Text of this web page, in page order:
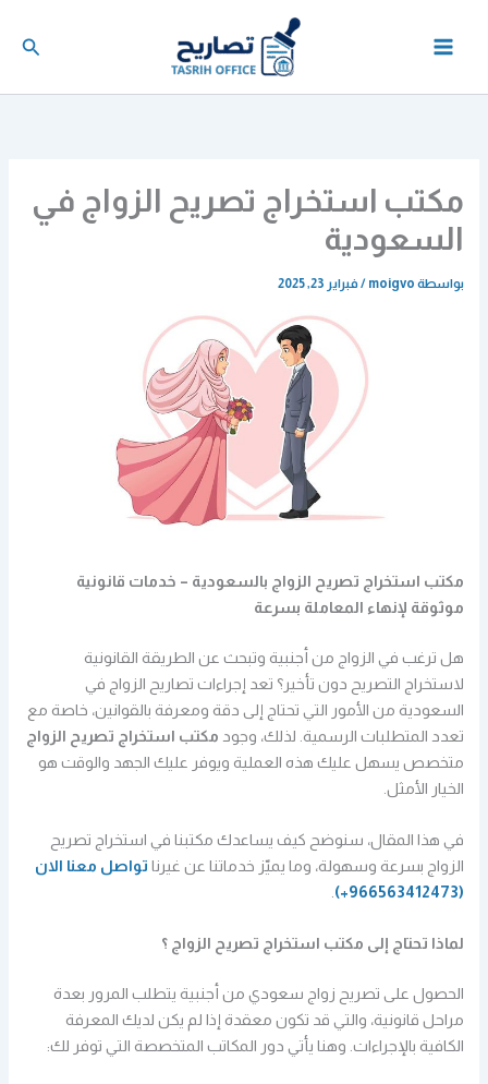
مكتب استخراج تصريح الزواج في
السعودية
بواسطة moigvo
/فبراير 23, 2025
مكتب استخراج تصريح الزواج بالسعودية – خدمات قانونية
موثوقة لإنهاء المعاملة بسرعة
هل ترغب في الزواج من أجنبية وتبحث عن الطريقة القانونية
لاستخراج التصريح دون تأخير؟ تعد إجراءات تصاريح الزواج في
السعودية من الأمور التي تحتاج إلى دقة ومعرفة بالقوانين، خاصة مع
تعدد المتطلبات الرسمية. لذلك، وجود مكتب استخراج تصريح الزواج
متخصص يسهل عليك هذه العملية ويوفر عليك الجهد والوقت هو
الخيار الأمثل.
في هذا المقال، سنوضح كيف يساعدك مكتبنا في استخراج تصريح
الزواج بسرعة وسهولة، وما يميّز خدماتنا عن غيرنا تواصل معنا الان
(966563412473+)
لماذا تحتاج إلى مكتب استخراج تصريح الزواج ؟
الحصول على تصريح زواج سعودي من أجنبية يتطلب المرور بعدة
مراحل قانونية، والتي قد تكون معقدة إذا لم يكن لديك المعرفة
الكافية بالإجراءات. وهنا يأتي دور المكاتب المتخصصة التي توفر لك: